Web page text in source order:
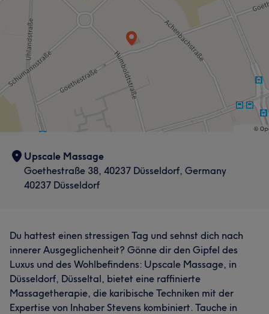
Upscale Massage
Goethestraße 38, 40237 Düsseldorf, Germany
40237 Düsseldorf
Du hattest einen stressigen Tag und sehnst dich nach
innerer Ausgeglichenheit? Gönne dir den Gipfel des
Luxus und des Wohlbefindens: Upscale Massage, in
Düsseldorf, Düsseltal, bietet eine raffinierte
Massagetherapie, die karibische Techniken mit der
Expertise von Inhaber Stevens kombiniert. Tauche in